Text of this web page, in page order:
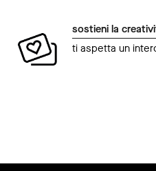
sostieni la
ti aspetta un